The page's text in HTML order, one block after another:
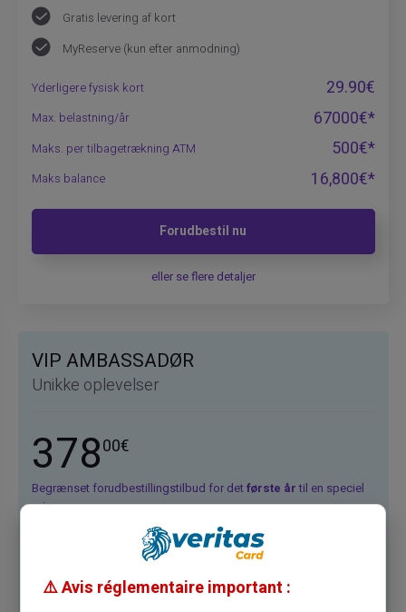
Gratis levering af kort
MyReserve (kun efter anmodning)
Yderligere fysisk kort 29.90€
Max. belastning/år 67000€*
Maks. per tilbagetrækning ATM 500€*
Maks balance 16,800€*
Forudbestil nu
eller se flere detaljer
VIP AMBASSADØR
Unikke oplevelser
37800€
Begrænset forudbestillingstilbud for detførste årtil en speciel
pris
Konto med dedikeret IBAN
⚠️ Avis réglementaire important :